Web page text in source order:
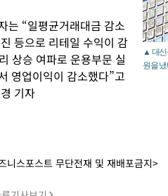
▲ 대신
원을
는 “일평균거래대금 감소
등으로 리테일 수익이 감
상승 여파로 운용부문 실
영업이익이 감소했다”고
기자
니스포스트 무단전재 및 재배포금지>